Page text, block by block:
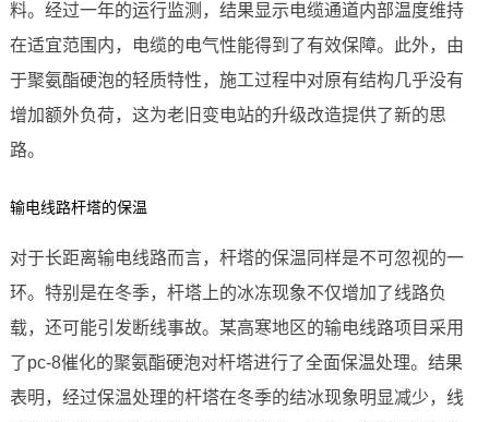
料。经过一年的运行监测，结果显示电缆通道内部温度维持
在适宜范围内，电缆的电气性能得到了有效保障。此外，由
于聚氨酯硬泡的轻质特性，施工过程中对原有结构几乎没有
增加额外负荷，这为老旧变电站的升级改造提供了新的思
路。
输电线路杆塔的保温
对于长距离输电线路而言，杆塔的保温同样是不可忽视的一
环。特别是在冬季，杆塔上的冰冻现象不仅增加了线路负
载，还可能引发断线事故。某高寒地区的输电线路项目采用
了pc-8催化的聚氨酯硬泡对杆塔进行了全面保温处理。结果
表明，经过保温处理的杆塔在冬季的结冰现象明显减少，线